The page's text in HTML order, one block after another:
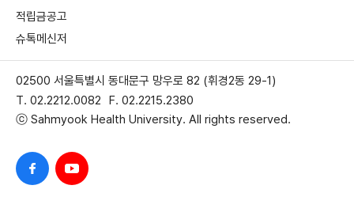
적립금공고
슈톡메신저
02500 서울특별시 동대문구 망우로 82 (휘경2동 29-1)
T. 02.2212.0082
F. 02.2215.2380
ⓒ Sahmyook Health University. All rights reserved.